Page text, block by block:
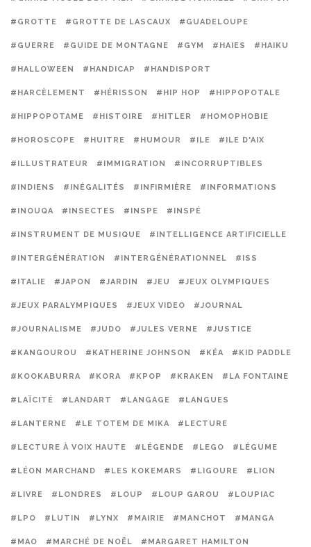
#GROTTE #GROTTE DE LASCAUX #GUADELOUPE
#GUERRE #GUIDE DE MONTAGNE #GYM #HAIES #HAIKU
#HALLOWEEN #HANDICAP #HANDISPORT
#HARCÈLEMENT #HÉRISSON #HIP HOP #HIPPOPOTALE
#HIPPOPOTAME #HISTOIRE #HITLER #HOMOPHOBIE
#HOROSCOPE #HUITRE #HUMOUR #ILE #ILE D'AIX
#ILLUSTRATEUR #IMMIGRATION #INCORRUPTIBLES
#INDIENS #INÉGALITÉS #INFIRMIÈRE #INFORMATIONS
#INOUQA #INSECTES #INSPE #INSPÉ
#INSTRUMENT DE MUSIQUE #INTELLIGENCE ARTIFICIELLE
#INTERGÉNÉRATION #INTERGÉNÉRATIONNEL #ISS
#ITALIE #JAPON #JARDIN #JEU #JEUX OLYMPIQUES
#JEUX PARALYMPIQUES #JEUX VIDEO #JOURNAL
#JOURNALISME #JUDO #JULES VERNE #JUSTICE
#KANGOUROU #KATHERINE JOHNSON #KÉA #KID PADDLE
#KOOKABURRA #KORA #KPOP #KRAKEN #LA FONTAINE
#LAÏCITÉ #LANDART #LANGAGE #LANGUES
#LANTERNE #LE TOTEM DE MIKA #LECTURE
#LECTURE À VOIX HAUTE #LÉGENDE #LEGO #LÉGUME
#LÉON MARCHAND #LES KOKEMARS #LIGOURE #LION
#LIVRE #LONDRES #LOUP #LOUP GAROU #LOUPIAC
#LPO #LUTIN #LYNX #MAIRIE #MANCHOT #MANGA
#MAO #MARCHÉ DE NOËL #MARGARET HAMILTON